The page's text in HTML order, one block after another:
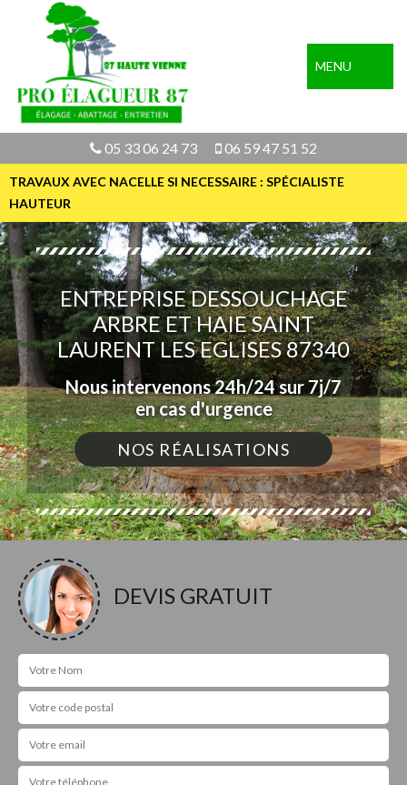
MENU
05 33 06 24 73 06 59 47 51 52
TRAVAUX AVEC NACELLE SI NECESSAIRE : SPÉCIALISTE
HAUTEUR
ENTREPRISE DESSOUCHAGE
ARBRE ET HAIE SAINT
LAURENT LES EGLISES 87340
Nous intervenons 24h/24 sur 7j/7
en cas d'urgence
NOS RÉALISATIONS
DEVIS GRATUIT